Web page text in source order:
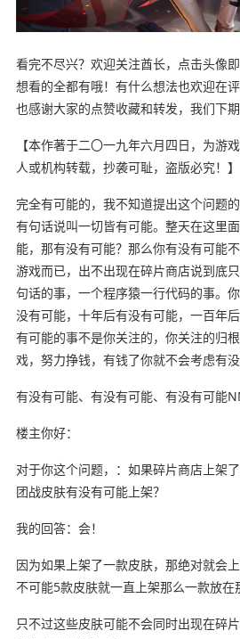
看完不尽兴？欢迎关注酋长，点击头像
想看的全都有哦！有什么想法也欢迎在
也感谢大家的点赞收藏和转发，我们下
【本作著于二〇一九年六月四日，为游
人或机构转载，抄袭可耻，盗版必究！】
完全有可能的，我不知道提出这个问题
有句话说叫一切皆有可能。整天在这里
能，那有没有可能？那么你有没有可能
游戏而已，出不出现在碎片商店说到底
句话的事，一个程序猿一行代码的事。
没有可能，十年后有没有可能，一百年
有可能的事不是你关注的，你关注的归
戏，努力挣钱，有钱了你就不会考虑有没
有没有可能、有没有可能、有没有可能
楼主你好：
对于你这个问题，：如果碎片商店上架
团战皮肤有没有可能上架？
我的回答：会！
因为如果上架了一款皮肤，那绝对就会
不可能5款皮肤就一直上架那么一款放在
只不过这些皮肤可能不会同时出现在碎